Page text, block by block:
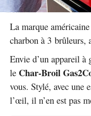
La marque
charbon à 3 brûleurs,
Envie d’un appareil
le Char-Broil
vous. Stylé, avec une
l’œil, il n’en est pas